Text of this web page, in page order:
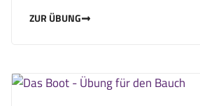
ZUR ÜBUNG